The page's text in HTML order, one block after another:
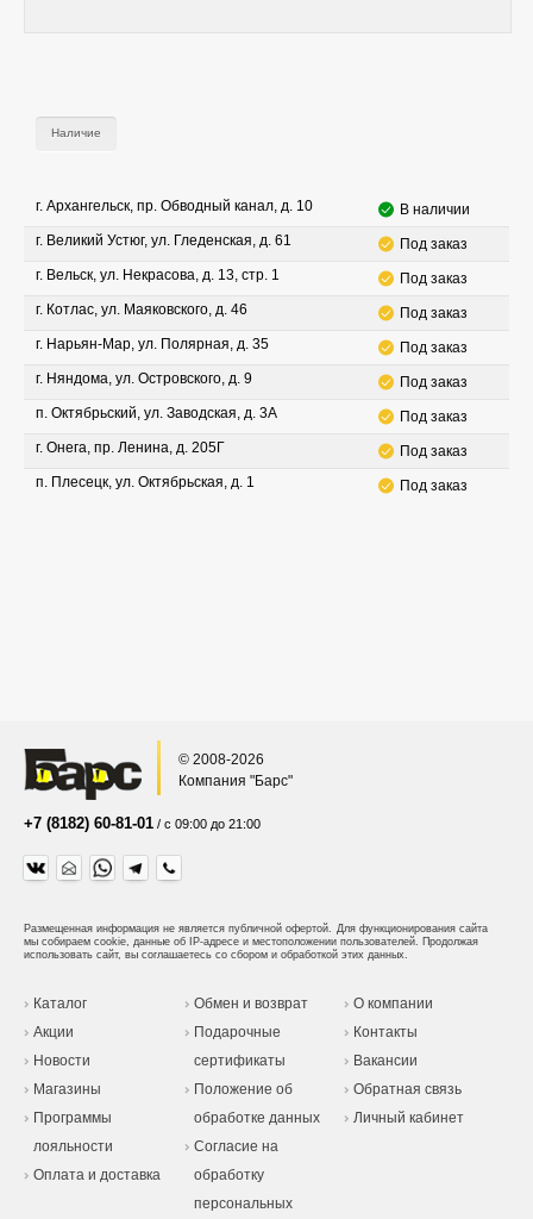
Наличие
г. Архангельск, пр. Обводный канал, д. 10
В наличии
г. Великий Устюг, ул. Гледенская, д. 61
Под заказ
г. Вельск, ул. Некрасова, д. 13, стр. 1
Под заказ
г. Котлас, ул. Маяковского, д. 46
Под заказ
г. Нарьян-Мар, ул. Полярная, д. 35
Под заказ
г. Няндома, ул. Островского, д. 9
Под заказ
п. Октябрьский, ул. Заводская, д. 3А
Под заказ
г. Онега, пр. Ленина, д. 205Г
Под заказ
п. Плесецк, ул. Октябрьская, д. 1
Под заказ
© 2008-2026
Компания "Барс"
+7 (8182) 60-81-01 / с 09:00 до 21:00
Размещенная информация не является публичной офертой. Для функционирования сайта
мы собираем cookie, данные об IP-адресе и местоположении пользователей. Продолжая
использовать сайт, вы соглашаетесь со сбором и обработкой этих данных.
Каталог
Акции
Новости
Магазины
Программы
лояльности
Оплата и доставка
Обмен и возврат
Подарочные
сертификаты
Положение об
обработке данных
Согласие на
обработку
персональных
О компании
Контакты
Вакансии
Обратная связь
Личный кабинет